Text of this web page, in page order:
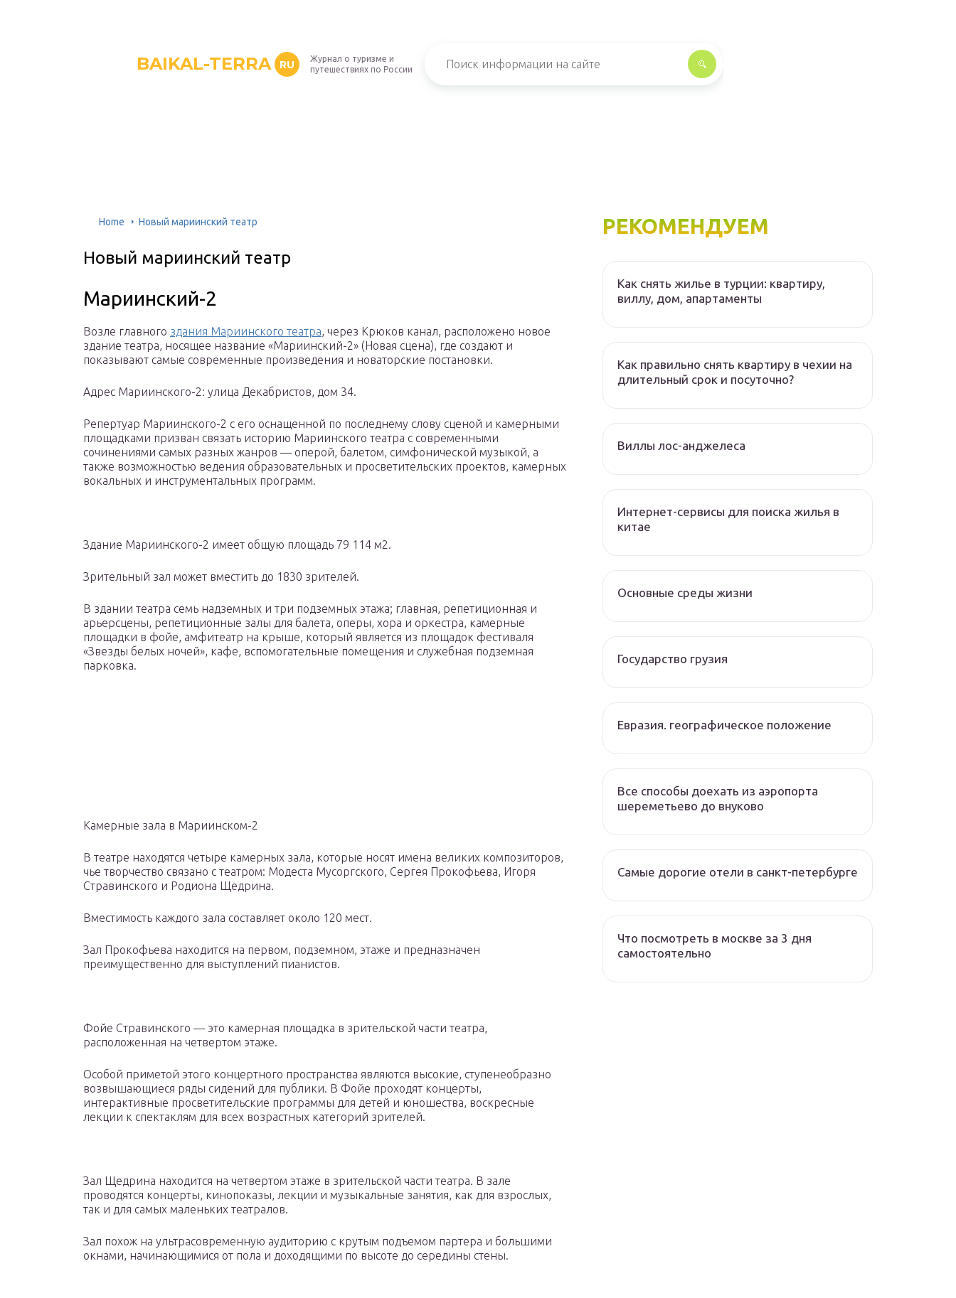
BAIKAL-TERRA RU
Журнал о туризме и
путешествиях по России
Home Новый мариинский театр
Новый мариинский театр
Мариинский-2
Возле главного здания Мариинского театра, через Крюков канал, расположено новое
здание театра, носящее название «Мариинский-2» (Новая сцена), где создают и
показывают самые современные произведения и новаторские постановки.
Адрес Мариинского-2: улица Декабристов, дом 34.
Репертуар Мариинского-2 с его оснащенной по последнему слову сценой и камерными
площадками призван связать историю Мариинского театра с современными
сочинениями самых разных жанров — оперой, балетом, симфонической музыкой, а
также возможностью ведения образовательных и просветительских проектов, камерных
вокальных и инструментальных программ.
Здание Мариинского-2 имеет общую площадь 79 114 м2.
Зрительный зал может вместить до 1830 зрителей.
В здании театра семь надземных и три подземных этажа; главная, репетиционная и
арьерсцены, репетиционные залы для балета, оперы, хора и оркестра, камерные
площадки в фойе, амфитеатр на крыше, который является из площадок фестиваля
«Звезды белых ночей», кафе, вспомогательные помещения и служебная подземная
парковка.
Камерные зала в Мариинском-2
В театре находятся четыре камерных зала, которые носят имена великих композиторов,
чье творчество связано с театром: Модеста Мусоргского, Сергея Прокофьева, Игоря
Стравинского и Родиона Щедрина.
Вместимость каждого зала составляет около 120 мест.
Зал Прокофьева находится на первом, подземном, этаже и предназначен
преимущественно для выступлений пианистов.
Фойе Стравинского — это камерная площадка в зрительской части театра,
расположенная на четвертом этаже.
Особой приметой этого концертного пространства являются высокие, ступенеобразно
возвышающиеся ряды сидений для публики. В Фойе проходят концерты,
интерактивные просветительские программы для детей и юношества, воскресные
лекции к спектаклям для всех возрастных категорий зрителей.
Зал Щедрина находится на четвертом этаже в зрительской части театра. В зале
проводятся концерты, кинопоказы, лекции и музыкальные занятия, как для взрослых,
так и для самых маленьких театралов.
Зал похож на ультрасовременную аудиторию с крутым подъемом партера и большими
окнами, начинающимися от пола и доходящими по высоте до середины стены.
РЕКОМЕНДУЕМ
Как снять жилье в турции: квартиру,
виллу, дом, апартаменты
Как правильно снять квартиру в чехии на
длительный срок и посуточно?
Виллы лос-анджелеса
Интернет-сервисы для поиска жилья в
китае
Основные среды жизни
Государство грузия
Евразия. географическое положение
Все способы доехать из аэропорта
шереметьево до внуково
Самые дорогие отели в санкт-петербурге
Что посмотреть в москве за 3 дня
самостоятельно